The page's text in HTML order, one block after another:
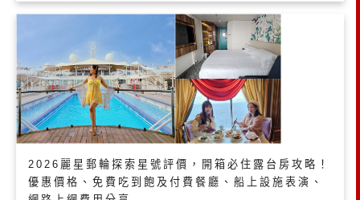
2026麗星郵輪探索星號評價，開箱必住露台房攻略！
優惠價格、免費吃到飽及付費餐廳、船上設施表演、